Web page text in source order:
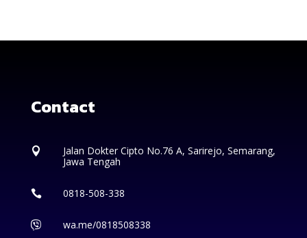
Contact

Jalan Dokter Cipto No.76 A, Sarirejo, Semarang,
Jawa Tengah
 0818-508-338
 wa.me/0818508338